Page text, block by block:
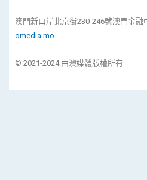
澳門新口岸北京街230-246號澳門金融
omedia.mo
© 2021-2024 由澳媒體版權所有